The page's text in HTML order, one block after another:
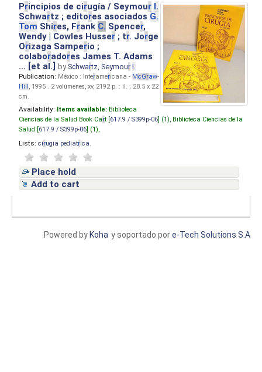
Principios de cirugía / Seymour I.
Schwartz ; editores asociados G.
Tom Shires, Frank C. Spencer,
Wendy | Cowles Husser ; tr. Jorge
Orizaga Samperio ;
colaboradores James T. Adams
... [et al.]by Schwartz, Seymour I.
Publication: México : Interamericana - McGraw-
Hill, 1995 . 2 volúmenes, xv, 2192 p. : il. ; 28.5 x 22
cm.
Availability: Items available: Biblioteca
Ciencias de la Salud Book Cart [ 617.9 / S399p-06 ] (1), Biblioteca Ciencias de la
Salud [ 617.9 / S399p-06 ] (1),
Lists: cirugia pediatrica
Place hold
Add to cart
y soportado pore-Tech Solutions S.A
Powered by Koha